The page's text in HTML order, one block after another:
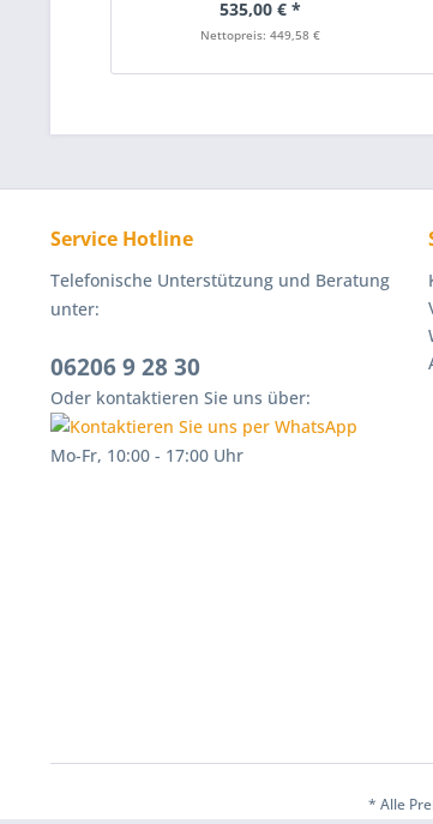
535,00 € *
Nettopreis: 449,58 €
Service Hotline
Telefonische Unterstützung und Beratung
unter:
06206 9 28 30
Oder kontaktieren Sie uns über:
Mo-Fr, 10:00 - 17:00 Uhr
* Alle